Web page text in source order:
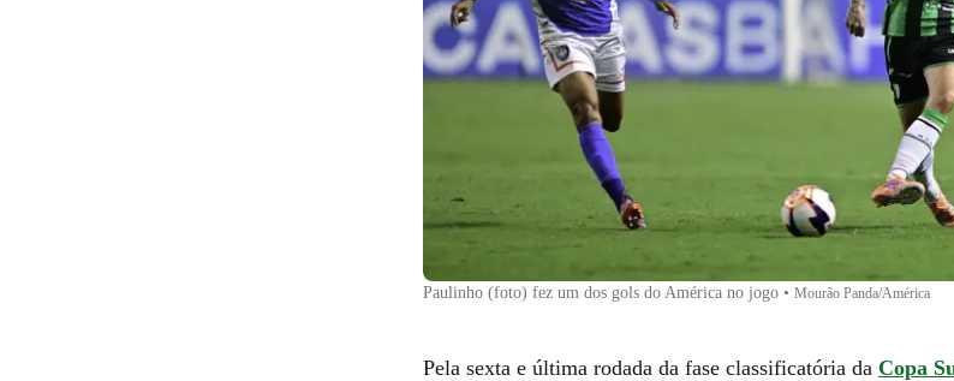
Paulinho (foto) fez um dos gols do América no jogo • Mourão Panda/América
Pela sexta e última rodada da fase classificatória da Copa